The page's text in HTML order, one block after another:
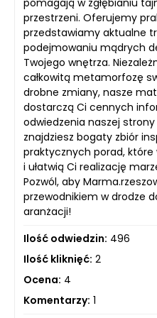
pomagają w zgłębianiu
przestrzeni. Oferujemy
przedstawiamy aktualne
podejmowaniu mądrych
Twojego wnętrza.
całkowitą metamorfozę
drobne zmiany, nasze
dostarczą Ci cennych
odwiedzenia naszej
znajdziesz bogaty zbiór
praktycznych porad,
i ułatwią Ci realizację
Pozwól, aby
przewodnikiem w drodze
aranżacji!
Ilość odwiedzin: 496
Ilość kliknięć: 2
Ocena: 4
Komentarzy: 1